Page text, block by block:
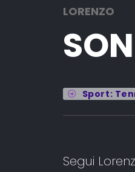
LORENZO
Sport:
Segui